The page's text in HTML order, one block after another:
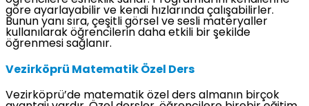
göre ayarlayabilir ve kendi hızlarında çalışabilirler.
Bunun yanı sıra, çeşitli görsel ve sesli materyaller
kullanılarak öğrencilerin daha etkili bir şekilde
öğrenmesi sağlanır.
Vezirköprü Matematik Özel Ders
Vezirköprü’de matematik özel ders almanın birçok